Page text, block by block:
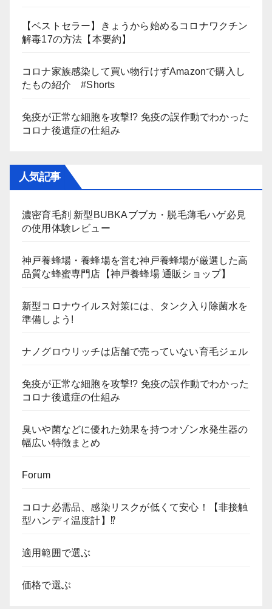
【ベストセラー】きょうから始めるコロナワクチン
解毒17の方法【本要約】
コロナ家族感染して買い物行けずAmazonで購入し
たもの紹介 #Shorts
免疫が正常な細胞を攻撃!? 免疫の誤作動でわかった
コロナ後遺症の仕組み
人気記事
濃密育毛剤 新型BUBKAブブカ・脱毛薄毛ハゲ必見
の使用体験レビュー
神戸養蜂場・養蜂場を営む神戸養蜂場が厳選した高
品質な蜂蜜専門店【神戸養蜂場 通販ショップ】
新型コロナウイルス対策には、タンク入り除菌水を
準備しよう!
ナノグロウリッチは店舗で売っていない育毛ジェル
免疫が正常な細胞を攻撃!? 免疫の誤作動でわかった
コロナ後遺症の仕組み
臭いや菌などに優れた効果を持つオゾン水発生器の
幅広い特徴まとめ
Forum
コロナ必需品、感染リスクが低くて安心！【非接触
型ハンディ温度計】⁉
適用範囲で選ぶ
価格で選ぶ